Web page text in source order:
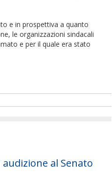
e in prospettiva a quanto
le organizzazioni sindacali
e per il quale era stato
al Senato